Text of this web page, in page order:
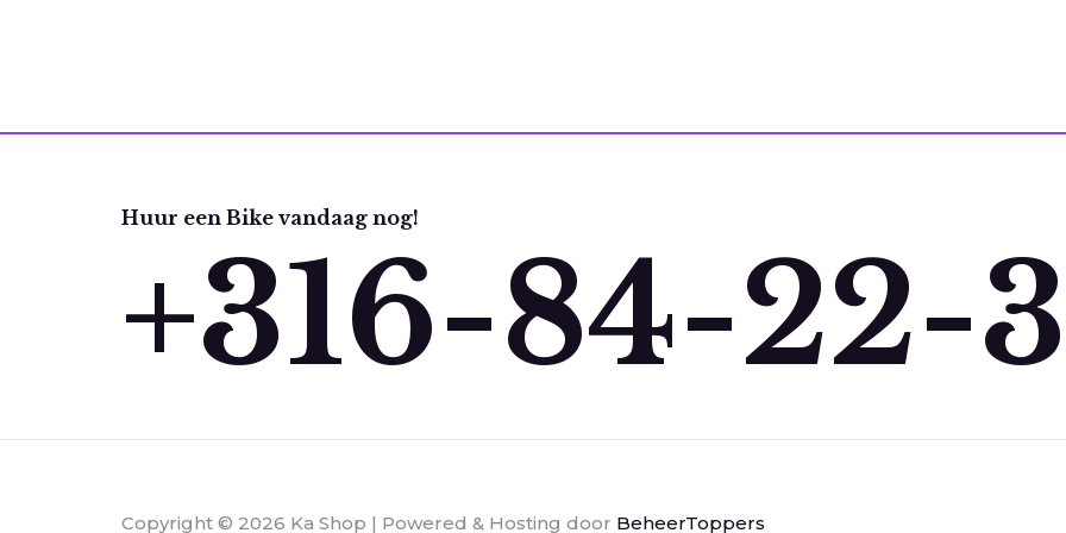
Huur een Bike vandaag nog!
+316-84-22-
Copyright © 2026 Ka Shop | Powered & Hosting door BeheerToppers